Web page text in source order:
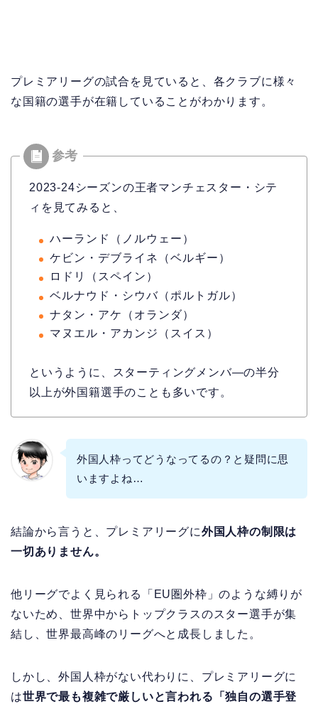
プレミアリーグの試合を見ていると、各クラブに様々
な国籍の選手が在籍していることがわかります。
2023-24シーズンの王者マンチェスター・シテ
ィを見てみると、
ハーランド（ノルウェー）
ケビン・デブライネ（ベルギー）
ロドリ（スペイン）
ベルナウド・シウバ（ポルトガル）
ナタン・アケ（オランダ）
マヌエル・アカンジ（スイス）
というように、スターティングメンバ―の半分
以上が外国籍選手のことも多いです。
外国人枠ってどうなってるの？と疑問に思
いますよね…
結論から言うと、プレミアリーグに外国人枠の制限は
一切ありません。
他リーグでよく見られる「EU圏外枠」のような縛りが
ないため、世界中からトップクラスのスター選手が集
結し、世界最高峰のリーグへと成長しました。
しかし、外国人枠がない代わりに、プレミアリーグに
は世界で最も複雑で厳しいと言われる「独自の選手登